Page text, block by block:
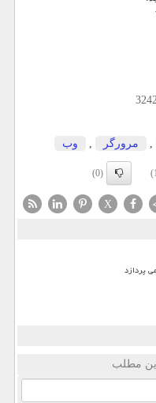
3242
, مرورگر , وب
(0)
X
پردازد
مطلب